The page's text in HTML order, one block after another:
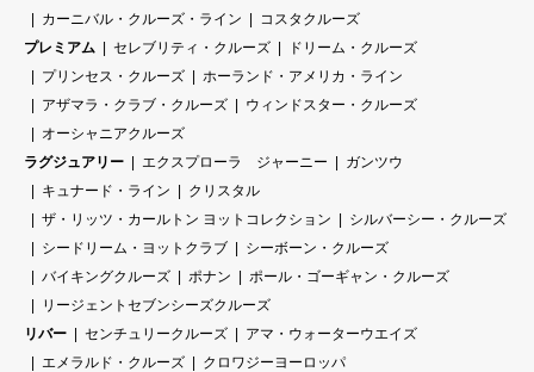
カーニバル・クルーズ・ライン
コスタクルーズ
プレミアム
セレブリティ・クルーズ
ドリーム・クルーズ
プリンセス・クルーズ
ホーランド・アメリカ・ライン
アザマラ・クラブ・クルーズ
ウィンドスター・クルーズ
オーシャニアクルーズ
ラグジュアリー
エクスプローラ ジャーニー
ガンツウ
キュナード・ライン
クリスタル
ザ・リッツ・カールトン ヨットコレクション
シルバーシー・クルーズ
シードリーム・ヨットクラブ
シーボーン・クルーズ
バイキングクルーズ
ポナン
ポール・ゴーギャン・クルーズ
リージェントセブンシーズクルーズ
リバー
センチュリークルーズ
アマ・ウォーターウエイズ
エメラルド・クルーズ
クロワジーヨーロッパ